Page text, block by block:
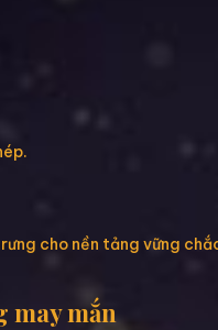
cho nền tảng vững
may mắn